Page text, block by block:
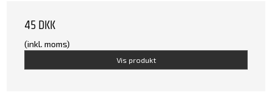
45 DKK
(inkl. moms)
Vis produkt